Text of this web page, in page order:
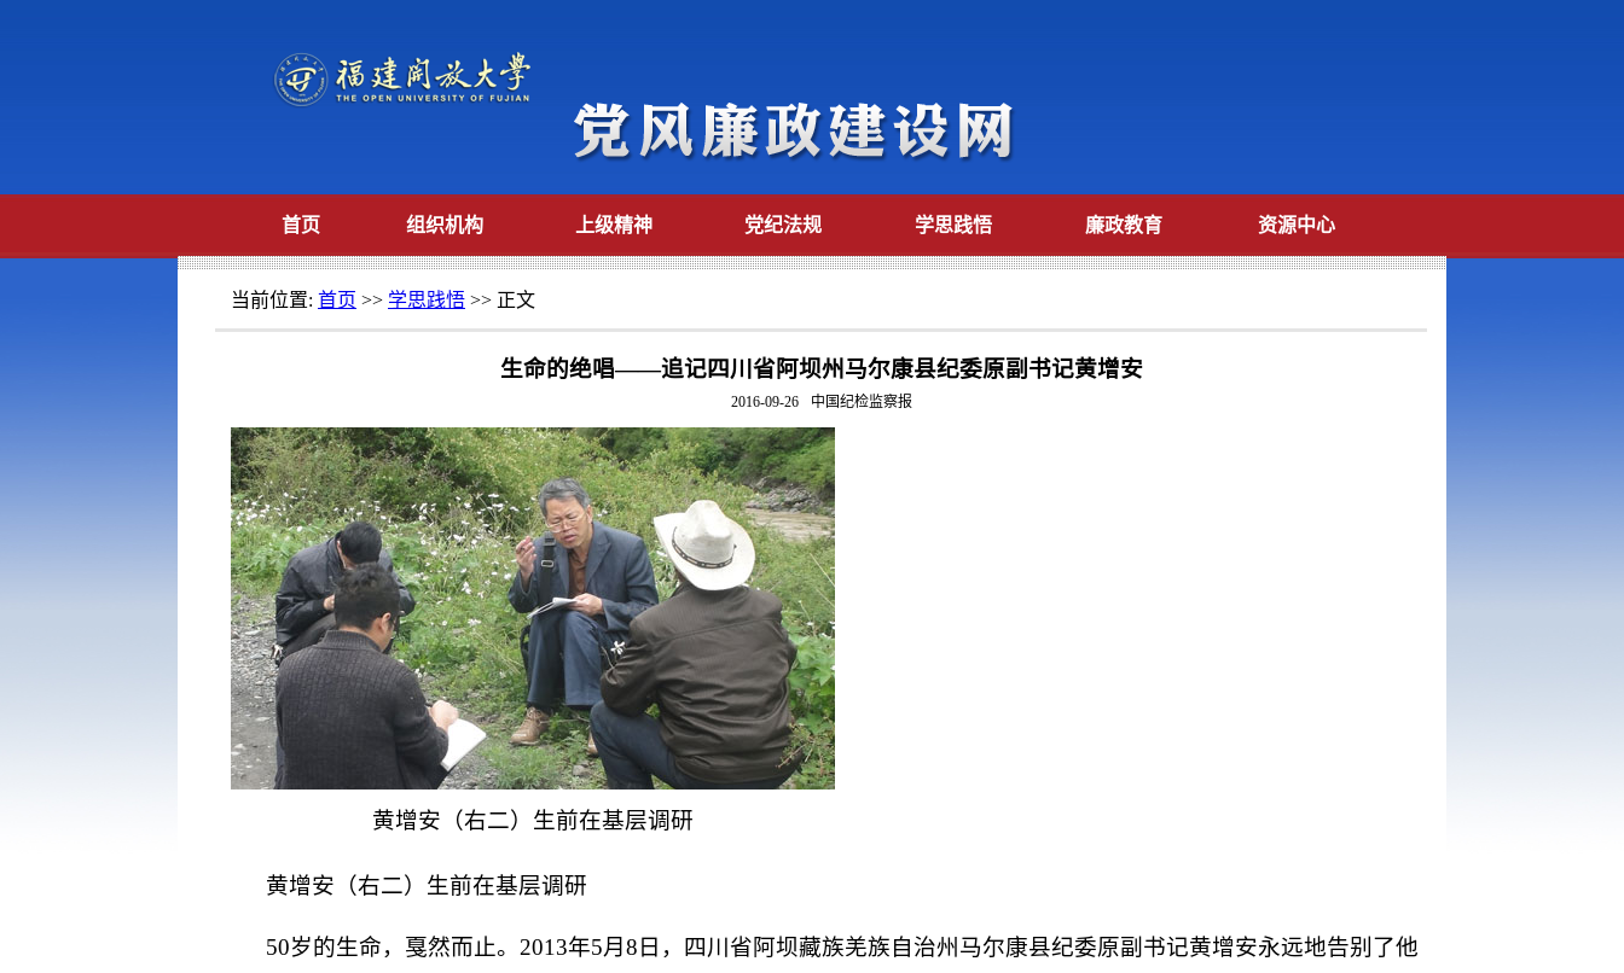
首页 组织机构 上级精神 党纪法规 学思践悟 廉政教育 资源中心
当前位置: 首页 >> 学思践悟 >> 正文
生命的绝唱——追记四川省阿坝州马尔康县纪委原副书记黄增安
2016-09-26 中国纪检监察报
黄增安（右二）生前在基层调研
黄增安（右二）生前在基层调研
50岁的生命，戛然而止。2013年5月8日，四川省阿坝藏族羌族自治州马尔康县纪委原副书记黄增安永远地告别了他